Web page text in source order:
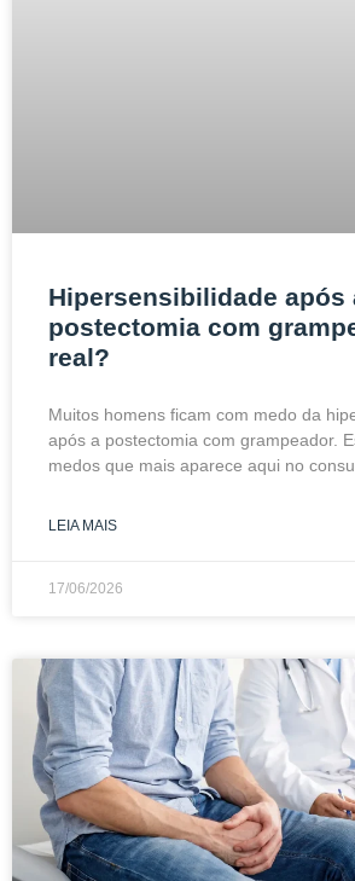
Hipersensibilidade após
postectomia com
real?
Muitos homens ficam com medo da
após a postectomia com grampeador.
medos que mais aparece aqui no
LEIA MAIS
17/06/2026